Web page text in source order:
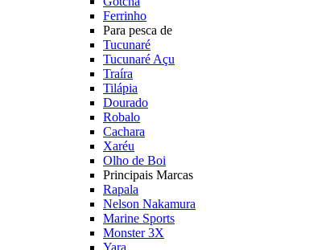
Ferrinho
Para pesca de
Tucunaré
Tucunaré Açu
Traíra
Tilápia
Dourado
Robalo
Cachara
Xaréu
Olho de Boi
Principais Marcas
Rapala
Nelson Nakamura
Marine Sports
Monster 3X
Yara